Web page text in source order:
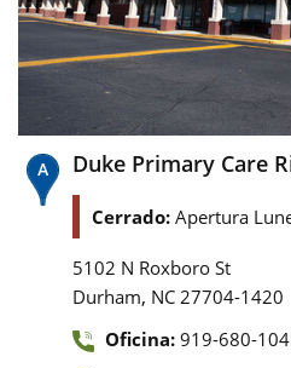
Duke Primary Care
Cerrado: Apertura
5102 N Roxboro St
Durham, NC 27704-1420
Oficina: 919-680-